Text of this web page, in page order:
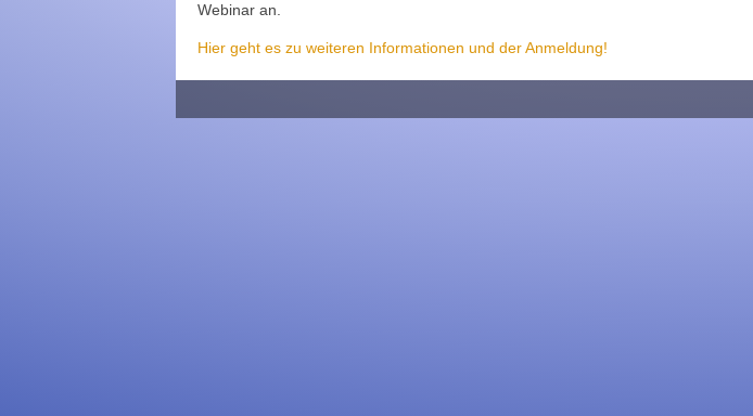
Webinar an.
Hier geht es zu weiteren Informationen und der Anmeldung!